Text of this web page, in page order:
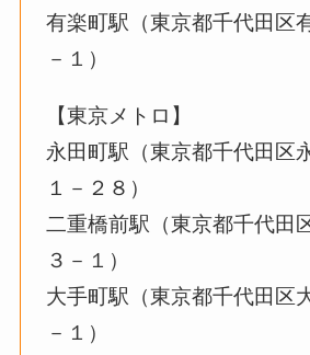
有楽町駅（東京都千代田区
－１）
【東京メトロ】
永田町駅（東京都千代田区
１－２８）
二重橋前駅（東京都千代田
３－１）
大手町駅（東京都千代田区
－１）